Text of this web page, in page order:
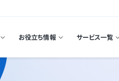
お役立ち情報 サービス一覧